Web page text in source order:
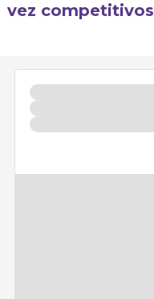
vez competitivos